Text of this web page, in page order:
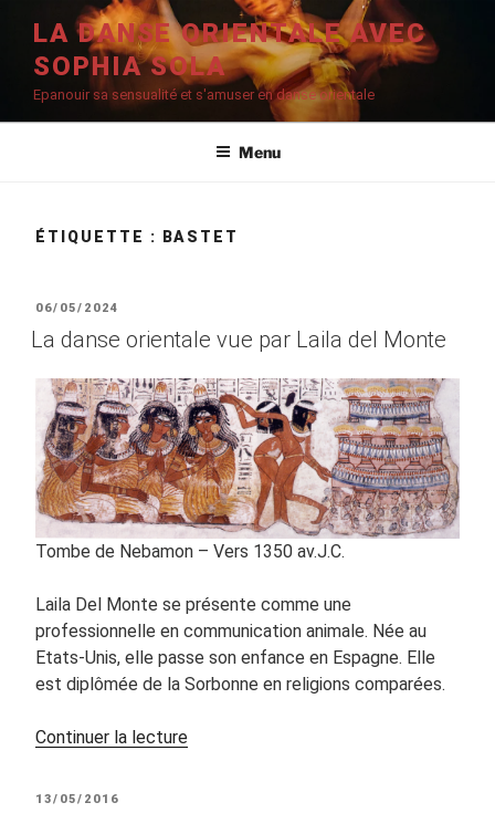
contenu
principal
LA DANSE ORIENTALE AVEC
SOPHIA SOLA
Epanouir sa sensualité et s'amuser en danse orientale
Menu
ÉTIQUETTE : BASTET
PUBLIÉ
LE
06/05/2024
La danse orientale vue par Laila del Monte
Tombe de Nebamon – Vers 1350 av.J.C.
Laila Del Monte se présente comme une
professionnelle en communication animale. Née au
Etats-Unis, elle passe son enfance en Espagne. Elle
est diplômée de la Sorbonne en religions comparées.
Continuer la lecturede
PUBLIÉ
13/05/2016